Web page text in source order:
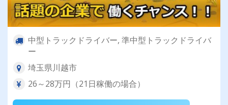
中型トラックドライバー, 準中型トラックドライバ
ー
埼玉県川越市
26～28万円（21日稼働の場合）